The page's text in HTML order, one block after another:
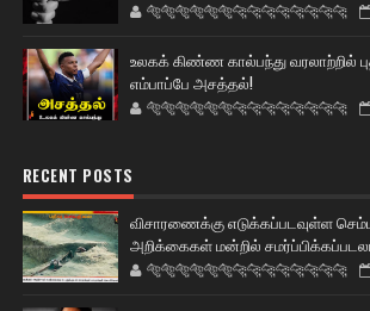
🐅🐅🐅🐅🐅🐅🐆🐆🐆🐆🐆🐆🐆🐆
உலகக் கிண்ண கால்பந்து வரலாற்றில்
எம்பாப்பே அசத்தல்!
🐅🐅🐅🐅🐅🐅🐆🐆🐆🐆🐆🐆🐆🐆
RECENT POSTS
விசாரணைக்கு எடுக்கப்படவுள்ள
அறிக்கைகள் மன்றில்
🐅🐅🐅🐅🐅🐅🐆🐆🐆🐆🐆🐆🐆🐆